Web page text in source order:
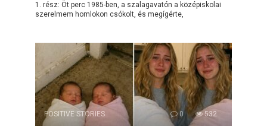
1. rész: Öt perc 1985-ben, a szalagavatón a középiskolai
szerelmem homlokon csókolt, és megígérte,
POSITIVE STORIES 0 532